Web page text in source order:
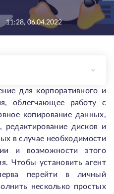
11:28, 06.04.2022
для корпоративного и
облегчающее работу с
копирование данных,
редактирование дисков и
в случае необходимости
и возможности этого
Чтобы установить агент
перейти в личный
несколько простых